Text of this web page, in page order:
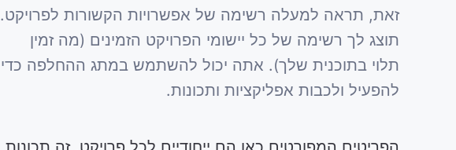
זאת, תראה למעלה רשימה של אפשרויות הקשורות לפרויקט.
תוצג לך רשימה של כל יישומי הפרויקט הזמינים (מה זמין
תלוי בתוכנית שלך). אתה יכול להשתמש במתג ההחלפה כדי
להפעיל ולכבות אפליקציות ותכונות.